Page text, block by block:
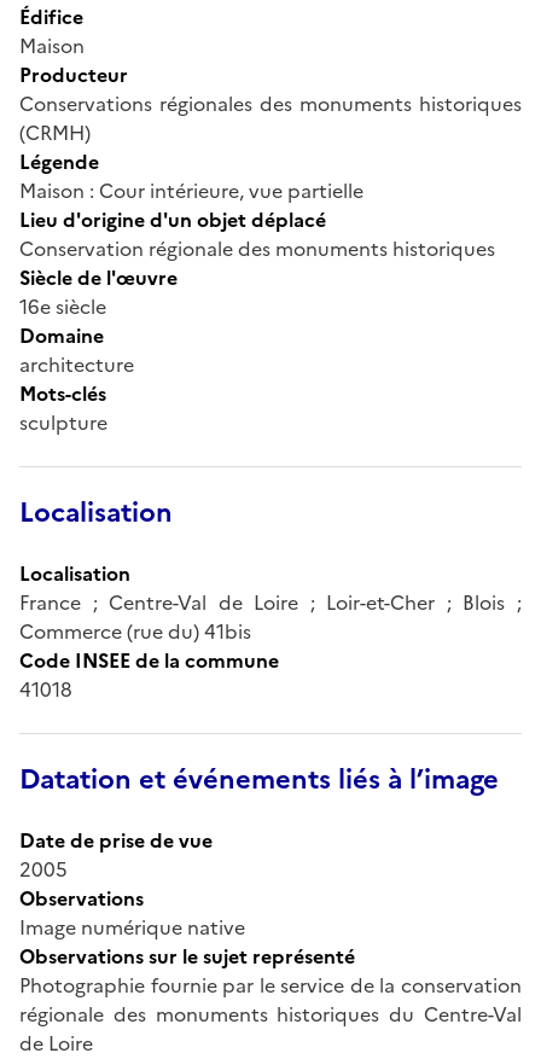
Édifice
Maison
Producteur
Conservations régionales des monuments historiques
(CRMH)
Légende
Maison : Cour intérieure, vue partielle
Lieu d'origine d'un objet déplacé
Conservation régionale des monuments historiques
Siècle de l'œuvre
16e siècle
Domaine
architecture
Mots-clés
sculpture
Localisation
Localisation
France ; Centre-Val de Loire ; Loir-et-Cher ; Blois ;
Commerce (rue du) 41bis
Code INSEE de la commune
41018
Datation et événements liés à l’image
Date de prise de vue
2005
Observations
Image numérique native
Observations sur le sujet représenté
Photographie fournie par le service de la conservation
régionale des monuments historiques du Centre-Val
de Loire